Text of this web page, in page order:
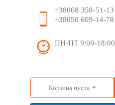
+38068 358-51-13
+38050 609-14-78
ПН-ПТ 9:00-18:00
Корзина пуста